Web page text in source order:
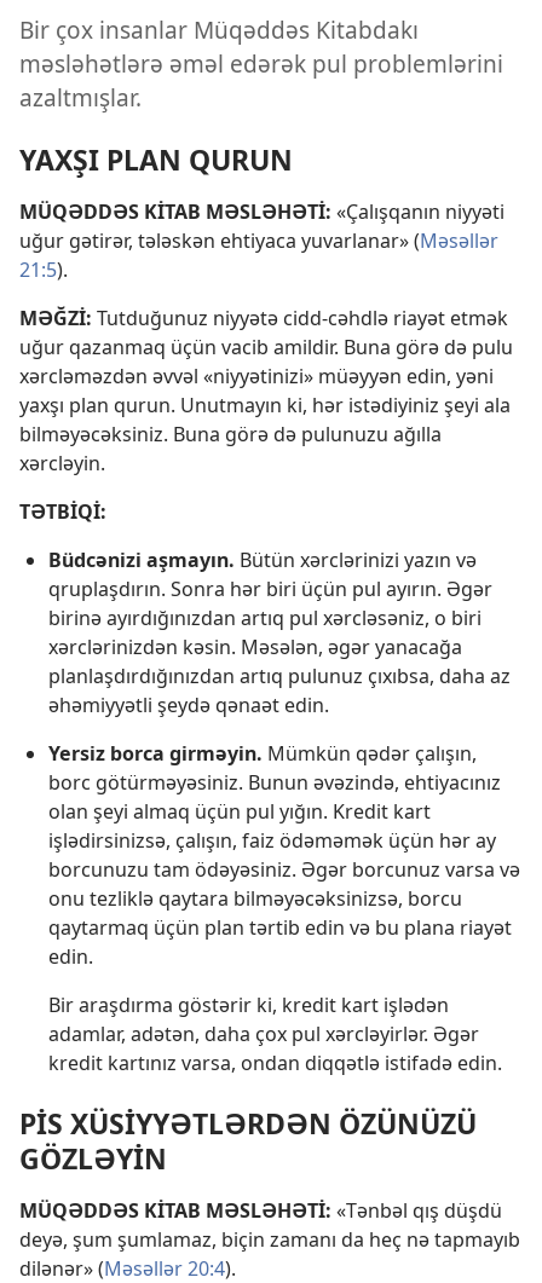
Bir çox insanlar Müqəddəs Kitabdakı
məsləhətlərə əməl edərək pul problemlərini
azaltmışlar.
YAXŞI PLAN QURUN
MÜQƏDDƏS KİTAB MƏSLƏHƏTİ: «Çalışqanın niyyəti
uğur gətirər, tələskən ehtiyaca yuvarlanar» (Məsəllər
21:5).
MƏĞZİ: Tutduğunuz niyyətə cidd-cəhdlə riayət etmək
uğur qazanmaq üçün vacib amildir. Buna görə də pulu
xərcləməzdən əvvəl «niyyətinizi» müəyyən edin, yəni
yaxşı plan qurun. Unutmayın ki, hər istədiyiniz şeyi ala
bilməyəcəksiniz. Buna görə də pulunuzu ağılla
xərcləyin.
TƏTBİQİ:
Büdcənizi aşmayın. Bütün xərclərinizi yazın və
qruplaşdırın. Sonra hər biri üçün pul ayırın. Əgər
birinə ayırdığınızdan artıq pul xərcləsəniz, o biri
xərclərinizdən kəsin. Məsələn, əgər yanacağa
planlaşdırdığınızdan artıq pulunuz çıxıbsa, daha az
əhəmiyyətli şeydə qənaət edin.
Yersiz borca girməyin. Mümkün qədər çalışın,
borc götürməyəsiniz. Bunun əvəzində, ehtiyacınız
olan şeyi almaq üçün pul yığın. Kredit kart
işlədirsinizsə, çalışın, faiz ödəməmək üçün hər ay
borcunuzu tam ödəyəsiniz. Əgər borcunuz varsa və
onu tezliklə qaytara bilməyəcəksinizsə, borcu
qaytarmaq üçün plan tərtib edin və bu plana riayət
edin.
Bir araşdırma göstərir ki, kredit kart işlədən
adamlar, adətən, daha çox pul xərcləyirlər. Əgər
kredit kartınız varsa, ondan diqqətlə istifadə edin.
PİS XÜSİYYƏTLƏRDƏN ÖZÜNÜZÜ
GÖZLƏYİN
MÜQƏDDƏS KİTAB MƏSLƏHƏTİ: «Tənbəl qış düşdü
deyə, şum şumlamaz, biçin zamanı da heç nə tapmayıb
dilənər» (Məsəllər 20:4).